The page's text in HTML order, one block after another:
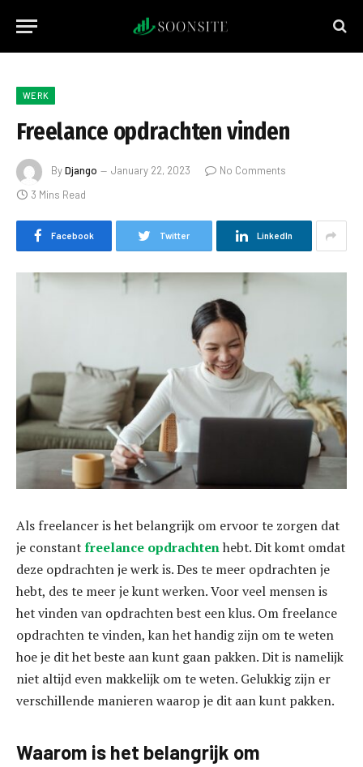
WERK
Freelance opdrachten vinden
ByDjango January 22, 2023
No Comments
3 Mins Read
Facebook Twitter LinkedIn
Als freelancer is het belangrijk om ervoor te zorgen dat
je constantfreelance opdrachtenhebt. Dit komt omdat
deze opdrachten je werk is. Des te meer opdrachten je
hebt, des te meer je kunt werken. Voor veel mensen is
het vinden van opdrachten best een klus. Om freelance
opdrachten te vinden, kan het handig zijn om te weten
hoe je dit het beste aan kunt gaan pakken. Dit is namelijk
niet altijd even makkelijk om te weten. Gelukkig zijn er
verschillende manieren waarop je dit aan kunt pakken.
Waarom is het belangrijk om